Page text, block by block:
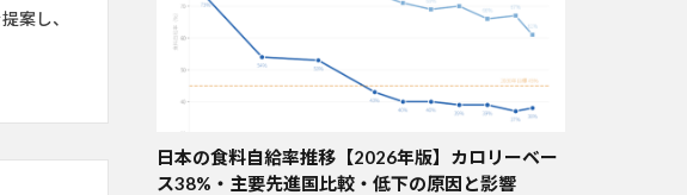
案し、
日本の食料自給率推移【2026年版】カロリーベー
ス38%・主要先進国比較・低下の原因と影響